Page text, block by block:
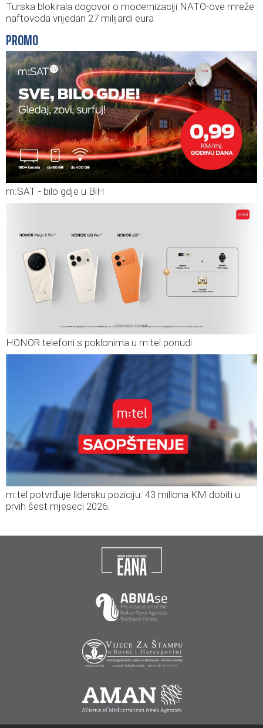
Turska blokirala dogovor o modernizaciji NATO-ove mreže
naftovoda vrijedan 27 milijardi eura
PROMO
m:SAT - bilo gdje u BiH
HONOR telefoni s poklonima u m:tel ponudi
m:tel potvrđuje lidersku poziciju: 43 miliona KM dobiti u
prvih šest mjeseci 2026.